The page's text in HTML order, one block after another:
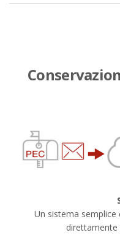
Un sistema
direttamente